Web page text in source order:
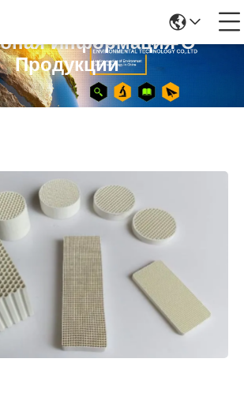
Информация О
Продукции